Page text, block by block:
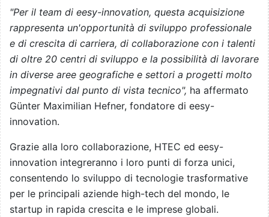
"Per il team di eesy-innovation, questa acquisizione
rappresenta un'opportunità di sviluppo professionale
e di crescita di carriera, di collaborazione con i talenti
di oltre 20 centri di sviluppo e la possibilità di lavorare
in diverse aree geografiche e settori a progetti molto
impegnativi dal punto di vista tecnico", ha affermato
Günter Maximilian Hefner, fondatore di eesy-
innovation.
Grazie alla loro collaborazione, HTEC ed eesy-
innovation integreranno i loro punti di forza unici,
consentendo lo sviluppo di tecnologie trasformative
per le principali aziende high-tech del mondo, le
startup in rapida crescita e le imprese globali.